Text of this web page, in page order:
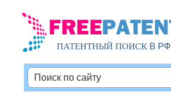
ПАТЕНТНЫЙ ПОИСКВ РФ